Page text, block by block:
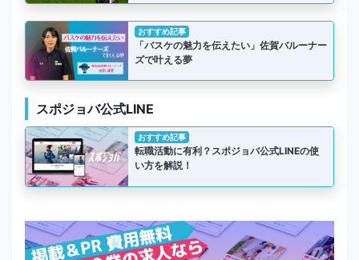
おすすめ記事
「バスケの魅力を伝えたい」佐賀バルーナー
ズで叶える夢
スポジョバ公式LINE
おすすめ記事
転職活動に有利？スポジョバ公式LINEの使
い方を解説！